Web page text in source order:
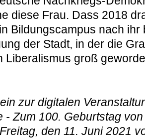
diese Frau. Dass 2018
Bildungscampus nach ihr
der Stadt, in der die
Liberalismus groß
zur digitalen
- Zum 100. Geburtstag
den 11. Juni 2021